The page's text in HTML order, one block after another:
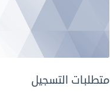
متطلبات التسجيل